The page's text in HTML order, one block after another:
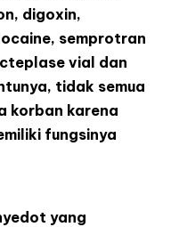
digoxin,
semprotran
vial dan
tidak semua
korban karena
fungsinya
yang